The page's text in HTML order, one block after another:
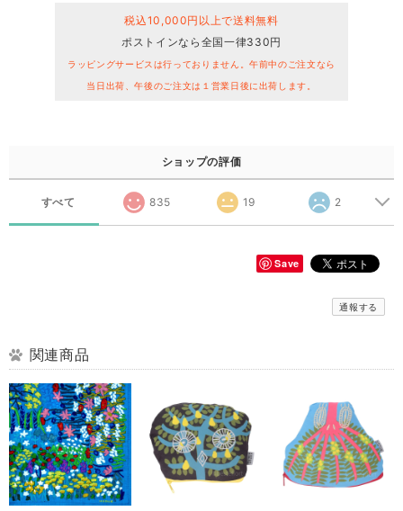
税込10,000円以上で送料無料
ポストインなら全国一律330円
ラッピングサービスは行っておりません。午前中のご注文なら
当日出荷、午後のご注文は１営業日後に出荷します。
ショップの評価
すべて 835 19 2
Save
通報する
関連商品